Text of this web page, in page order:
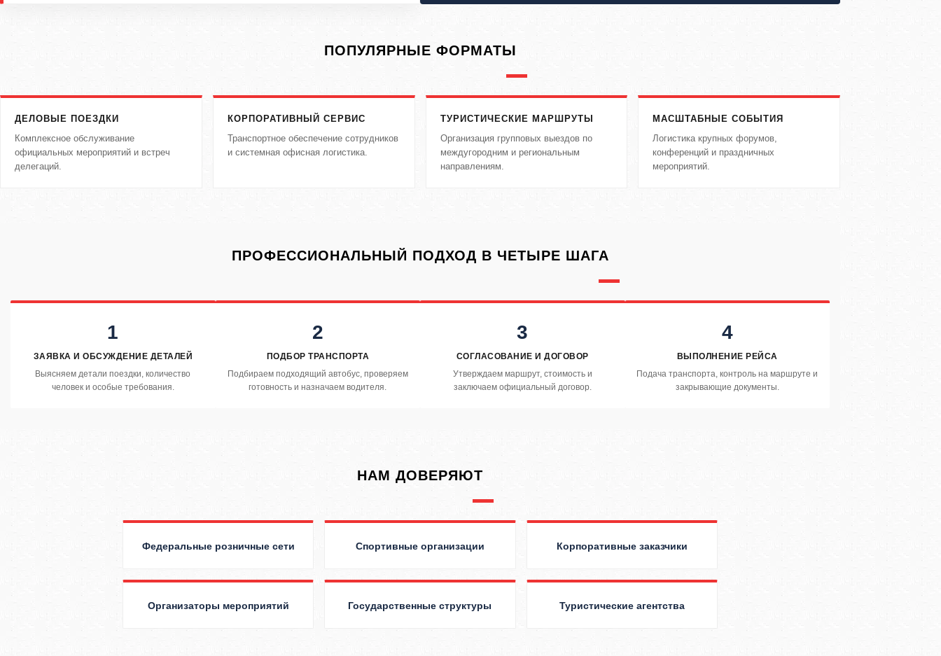
ПОПУЛЯРНЫЕ ФОРМАТЫ
ДЕЛОВЫЕ ПОЕЗДКИ
Комплексное обслуживание
официальных мероприятий и встреч
делегаций.
КОРПОРАТИВНЫЙ СЕРВИС
Транспортное обеспечение сотрудников
и системная офисная логистика.
ТУРИСТИЧЕСКИЕ МАРШРУТЫ
Организация групповых выездов по
междугородним и региональным
направлениям.
МАСШТАБНЫЕ СОБЫТИЯ
Логистика крупных форумов,
конференций и праздничных
мероприятий.
ПРОФЕССИОНАЛЬНЫЙ ПОДХОД В ЧЕТЫРЕ ШАГА
1
ЗАЯВКА И ОБСУЖДЕНИЕ ДЕТАЛЕЙ
Выясняем детали поездки, количество
человек и особые требования.
2
ПОДБОР ТРАНСПОРТА
Подбираем подходящий автобус, проверяем
готовность и назначаем водителя.
3
СОГЛАСОВАНИЕ И ДОГОВОР
Утверждаем маршрут, стоимость и
заключаем официальный договор.
4
ВЫПОЛНЕНИЕ РЕЙСА
Подача транспорта, контроль на маршруте и
закрывающие документы.
НАМ ДОВЕРЯЮТ
Федеральные розничные сети Спортивные организации Корпоративные заказчики
Организаторы мероприятий Государственные структуры Туристические агентства